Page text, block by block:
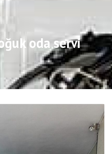
oda servi